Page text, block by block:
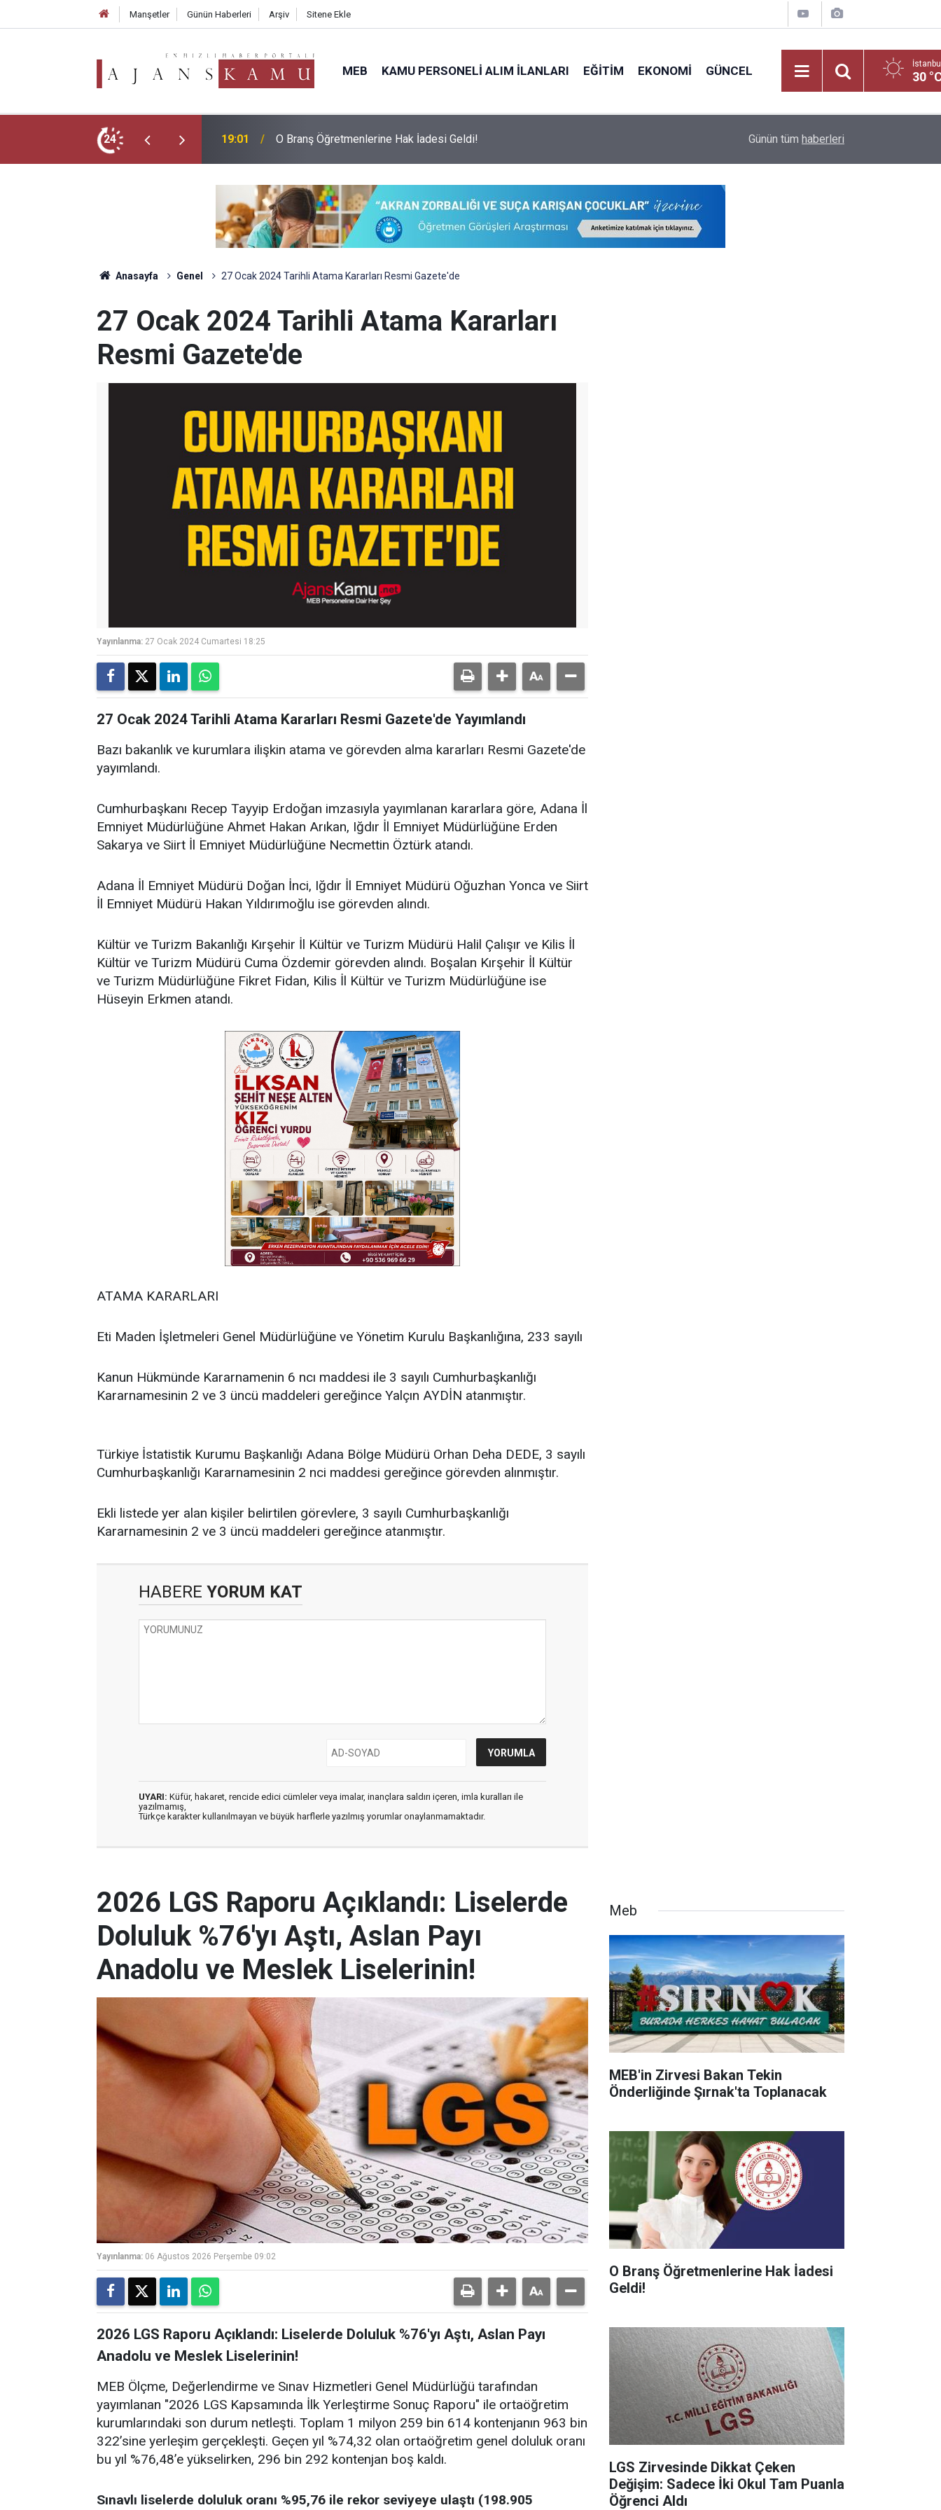
Manşetler Günün Haberleri Arşiv Sitene Ekle
MEB KAMU PERSONELI ALIM İLANLARI EĞITIM EKONOMI GÜNCEL 30
24 18:02
LGS Zirvesinde Dikkat Çeken Değişim: Sadece İki Okul Tam Puanla Öğrenci
Aldı
2026 LGS Yerleştirme Sonuçlarına Göre
Günün tüm haberleri
Anasayfa Genel 27 Ocak 2024 Tarihli Atama Kararları Resmi Gazete'de
27 Ocak 2024 Tarihli Atama Kararları
Resmi Gazete'de
Yayınlanma: 27 Ocak 2024 Cumartesi 18:25
27 Ocak 2024 Tarihli Atama Kararları Resmi Gazete'de Yayımlandı
Bazı bakanlık ve kurumlara ilişkin atama ve görevden alma kararları Resmi Gazete'de
yayımlandı.
Cumhurbaşkanı Recep Tayyip Erdoğan imzasıyla yayımlanan kararlara göre, Adana İl
Emniyet Müdürlüğüne Ahmet Hakan Arıkan, Iğdır İl Emniyet Müdürlüğüne Erden
Sakarya ve Siirt İl Emniyet Müdürlüğüne Necmettin Öztürk atandı.
Adana İl Emniyet Müdürü Doğan İnci, Iğdır İl Emniyet Müdürü Oğuzhan Yonca ve Siirt
İl Emniyet Müdürü Hakan Yıldırımoğlu ise görevden alındı.
Kültür ve Turizm Bakanlığı Kırşehir İl Kültür ve Turizm Müdürü Halil Çalışır ve Kilis İl
Kültür ve Turizm Müdürü Cuma Özdemir görevden alındı. Boşalan Kırşehir İl Kültür
ve Turizm Müdürlüğüne Fikret Fidan, Kilis İl Kültür ve Turizm Müdürlüğüne ise
Hüseyin Erkmen atandı.
ATAMA KARARLARI
Eti Maden İşletmeleri Genel Müdürlüğüne ve Yönetim Kurulu Başkanlığına, 233 sayılı
Kanun Hükmünde Kararnamenin 6 ncı maddesi ile 3 sayılı Cumhurbaşkanlığı
Kararnamesinin 2 ve 3 üncü maddeleri gereğince Yalçın AYDİN atanmıştır.
Türkiye İstatistik Kurumu Başkanlığı Adana Bölge Müdürü Orhan Deha DEDE, 3 sayılı
Cumhurbaşkanlığı Kararnamesinin 2 nci maddesi gereğince görevden alınmıştır.
Ekli listede yer alan kişiler belirtilen görevlere, 3 sayılı Cumhurbaşkanlığı
Kararnamesinin 2 ve 3 üncü maddeleri gereğince atanmıştır.
HABERE YORUM KAT
UYARI: Küfür, hakaret, rencide edici cümleler veya imalar, inançlara saldırı içeren, imla kuralları ile
yazılmamış,
Türkçe karakter kullanılmayan ve büyük harflerle yazılmış yorumlar onaylanmamaktadır.
2026 LGS Raporu Açıklandı: Liselerde
Doluluk %76'yı Aştı, Aslan Payı
Anadolu ve Meslek Liselerinin!
Yayınlanma: 06 Ağustos 2026 Perşembe 09:02
2026 LGS Raporu Açıklandı: Liselerde Doluluk %76'yı Aştı, Aslan Payı
Anadolu ve Meslek Liselerinin!
MEB Ölçme, Değerlendirme ve Sınav Hizmetleri Genel Müdürlüğü tarafından
yayımlanan "2026 LGS Kapsamında İlk Yerleştirme Sonuç Raporu" ile ortaöğretim
kurumlarındaki son durum netleşti. Toplam 1 milyon 259 bin 614 kontenjanın 963 bin
322’sine yerleşim gerçekleşti. Geçen yıl %74,32 olan ortaöğretim genel doluluk oranı
bu yıl %76,48’e yükselirken, 296 bin 292 kontenjan boş kaldı.
Sınavlı liselerde doluluk oranı %95,76 ile rekor seviyeye ulaştı (198.905
Meb
MEB'in Zirvesi Bakan Tekin
Önderliğinde Şırnak'ta Toplanacak
O Branş Öğretmenlerine Hak İadesi
Geldi!
LGS Zirvesinde Dikkat Çeken
Değişim: Sadece İki Okul Tam Puanla
Öğrenci Aldı